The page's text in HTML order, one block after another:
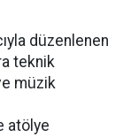
düzenlenen
teknik
müzik
atölye